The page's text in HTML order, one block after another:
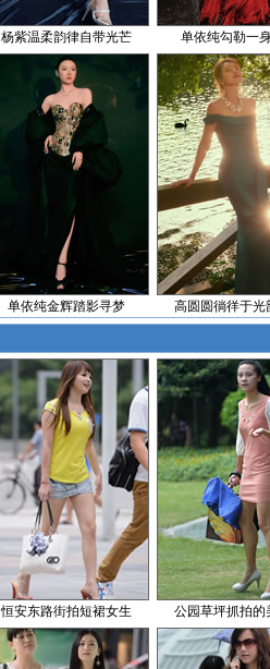
杨紫温柔韵律自带光芒 单依纯勾勒一
单依纯金辉踏影寻梦 高圆圆徜徉于光
恒安东路街拍短裙女生 公园草坪抓拍的